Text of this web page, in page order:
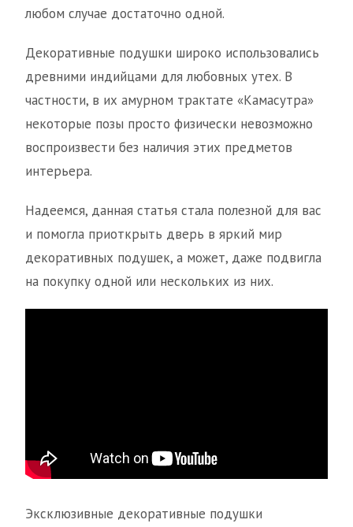
любом случае достаточно одной.
Декоративные подушки широко использовались
древними индийцами для любовных утех. В
частности, в их амурном трактате «Камасутра»
некоторые позы просто физически невозможно
воспроизвести без наличия этих предметов
интерьера.
Надеемся, данная статья стала полезной для вас
и помогла приоткрыть дверь в яркий мир
декоративных подушек, а может, даже подвигла
на покупку одной или нескольких из них.
Эксклюзивные декоративные подушки